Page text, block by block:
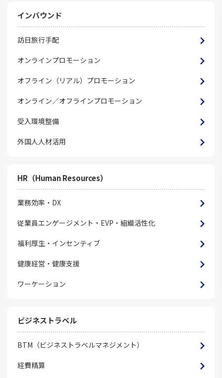
インバウンド
訪日旅行手配
オンラインプロモーション
オフライン（リアル）プロモーション
オンライン／オフラインプロモーション
受入環境整備
外国人人材活用
HR（Human Resources）
業務効率・DX
従業員エンゲージメント・EVP・組織活性化​
福利厚生・インセンティブ
健康経営・健康支援
ワーケーション
ビジネストラベル
BTM（ビジネストラベルマネジメント）
経費精算